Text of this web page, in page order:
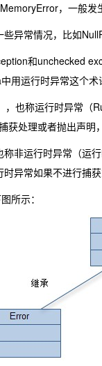
，一般发
常情况，比如
和unchecked
用运行时异常这个
称运行时异常（
处理或者抛出声明
运行时异常（运行
异常如果不进行捕
所示：